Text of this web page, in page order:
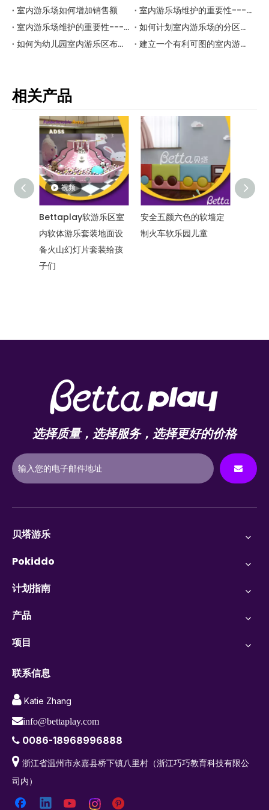
室内游乐场如何增加销售额
室内游乐场维护的重要性---第2部分
室内游乐场维护的重要性---第1部分
如何计划室内游乐场的分区以使其更具吸引力和盈利
如何为幼儿园室内游乐区布局室内教育游乐区？
建立一个有利可图的室内游乐场的步骤是什么？
相关产品
安全五颜六色的软墙定
制火车软乐园儿童
儿童室内软体游乐套装
地面，商业室内游乐场
选择质量，选择服务，选择更好的价格
贝塔游乐
Pokiddo
计划指南
产品
项目
联系信息
 Katie Zhang
info@bettaplay.com
 0086-18968996888
 浙江省温州市永嘉县桥下镇八里村（浙江巧巧教育科技有限公
司内）